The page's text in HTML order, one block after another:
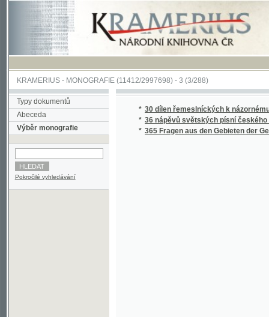
KRAMERIUS-MONOGRAFIE(11412/2997698) -3 (3/288)
Typy dokumentů
Abeceda
Výběr monografie
Pokročilé vyhledávání
36 nápěvů světských písní českého lidu z
365 Fragen aus den Gebieten der